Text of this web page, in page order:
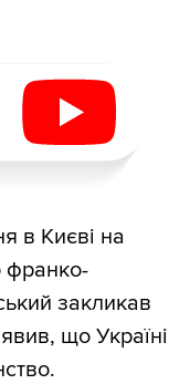
в Києві на
франко-
закликав
що Україні